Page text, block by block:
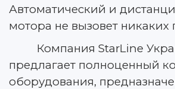
Автоматический и
мотора не вызовет никаких
Компания StarLine
предлагает полноценный
оборудования,